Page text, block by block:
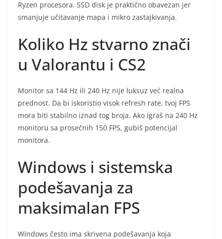
Ryzen procesora. SSD disk je praktično obavezan jer
smanjuje učitavanje mapa i mikro zastajkivanja.
Koliko Hz stvarno znači
u Valorantu i CS2
Monitor sa 144 Hz ili 240 Hz nije luksuz već realna
prednost. Da bi iskoristio visok refresh rate, tvoj FPS
mora biti stabilno iznad tog broja. Ako igraš na 240 Hz
monitoru sa prosečnih 150 FPS, gubiš potencijal
monitora.
Windows i sistemska
podešavanja za
maksimalan FPS
Windows često ima skrivena podešavanja koja